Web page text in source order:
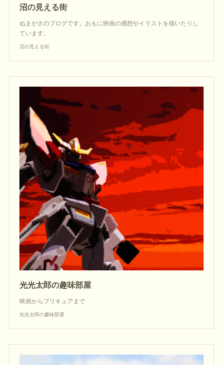
沼の見える街
ぬまがさのブログです。おもに映画の感想やイラストを描いたりし
ています。
沼の見える街
光光太郎の趣味部屋
映画からプリキュアまで
光光太郎の趣味部屋